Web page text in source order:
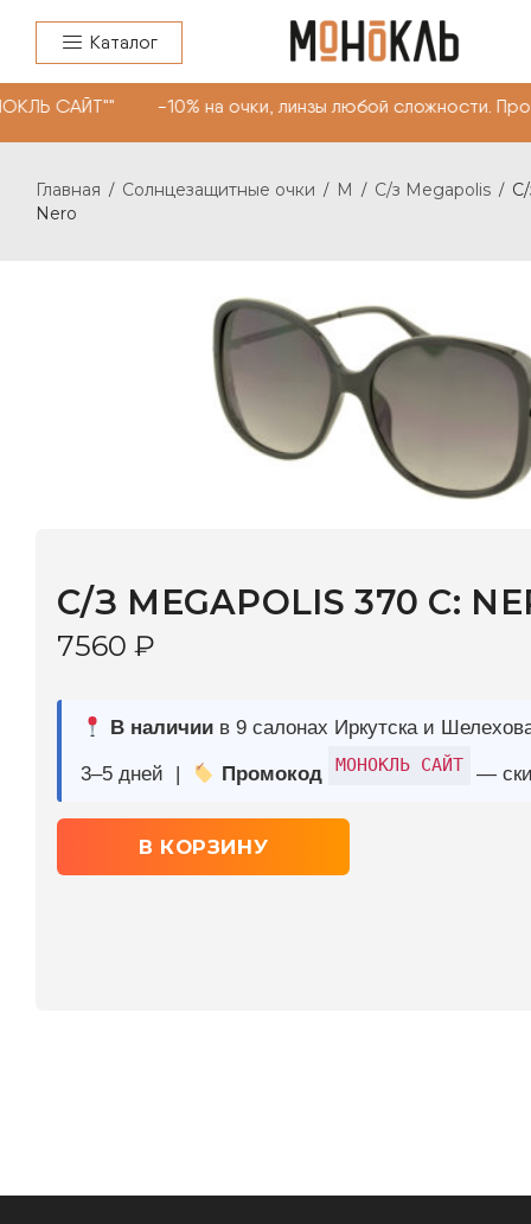
Каталог
САЙТ"" -10% на очки, линзы любой
Главная / Солнцезащитные очки / M / C/з Megapolis /
Nero
C/З MEGAPOLIS 370 С: NERO
В наличиив 9 салонах Иркутска и Шелехова |
3–5 дней |